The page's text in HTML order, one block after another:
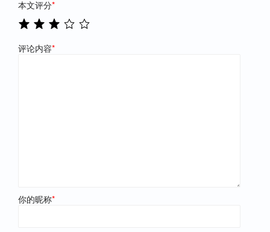
本文评分*
评论内容*
你的昵称*